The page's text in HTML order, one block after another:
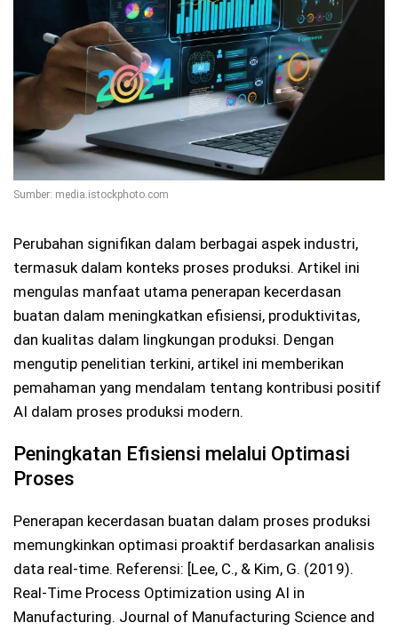
Sumber: media.istockphoto.com
Perubahan signifikan dalam berbagai aspek industri,
termasuk dalam konteks proses produksi. Artikel ini
mengulas manfaat utama penerapan kecerdasan
buatan dalam meningkatkan efisiensi, produktivitas,
dan kualitas dalam lingkungan produksi. Dengan
mengutip penelitian terkini, artikel ini memberikan
pemahaman yang mendalam tentang kontribusi positif
AI dalam proses produksi modern.
Peningkatan Efisiensi melalui Optimasi
Proses
Penerapan kecerdasan buatan dalam proses produksi
memungkinkan optimasi proaktif berdasarkan analisis
data real-time. Referensi: [Lee, C., & Kim, G. (2019).
Real-Time Process Optimization using AI in
Manufacturing. Journal of Manufacturing Science and